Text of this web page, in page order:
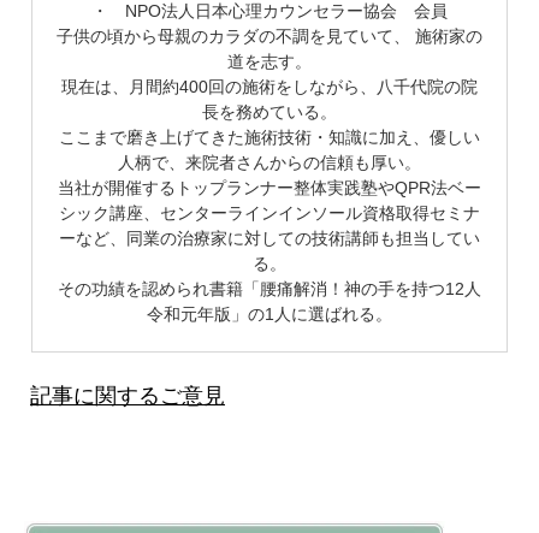
・ NPO法人日本心理カウンセラー協会 会員
子供の頃から母親のカラダの不調を見ていて、 施術家の
道を志す。
現在は、月間約400回の施術をしながら、八千代院の院
長を務めている。
ここまで磨き上げてきた施術技術・知識に加え、優しい
人柄で、来院者さんからの信頼も厚い。
当社が開催するトップランナー整体実践塾やQPR法ベー
シック講座、センターラインインソール資格取得セミナ
ーなど、同業の治療家に対しての技術講師も担当してい
る。
その功績を認められ書籍「腰痛解消！神の手を持つ12人
令和元年版」の1人に選ばれる。
記事に関するご意見